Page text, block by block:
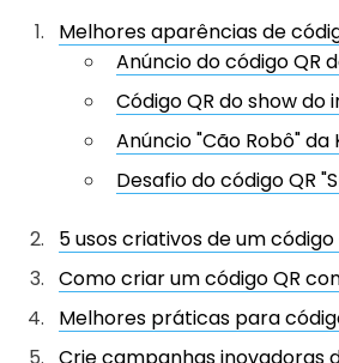
Melhores aparências de
Anúncio do código QR
Código QR do show do
Anúncio "Cão Robô" da
Desafio do código QR
5 usos criativos de um
Como criar um código QR
Melhores práticas para
Crie campanhas inovadoras